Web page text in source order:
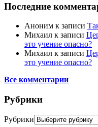
Последние
Аноним к записи
Михаил к записи
это учение опасно?
Михаил к записи
это учение опасно?
Все комментарии
Рубрики
Рубрики